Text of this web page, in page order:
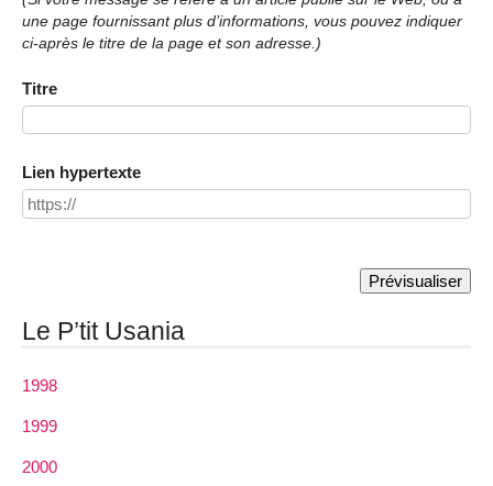
une page fournissant plus d’informations, vous pouvez indiquer
ci-après le titre de la page et son adresse.)
Titre
Lien hypertexte
Le P’tit Usania
1998
1999
2000